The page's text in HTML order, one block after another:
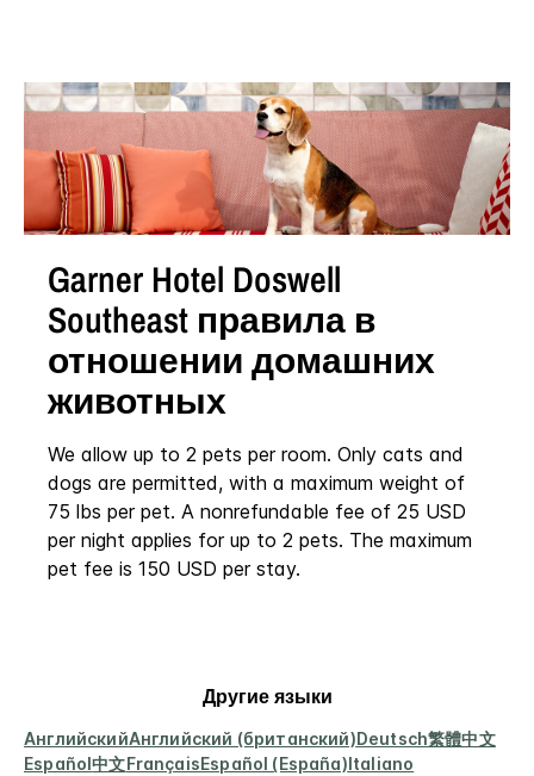
Garner Hotel Doswell
Southeast правила в
отношении домашних
животных
We allow up to 2 pets per room. Only cats and
dogs are permitted, with a maximum weight of
75 lbs per pet. A nonrefundable fee of 25 USD
per night applies for up to 2 pets. The maximum
pet fee is 150 USD per stay.
Другие языки
АнглийскийАнглийский (британский)Deutsch繁體中文
Español中文FrançaisEspañol (España)Italiano